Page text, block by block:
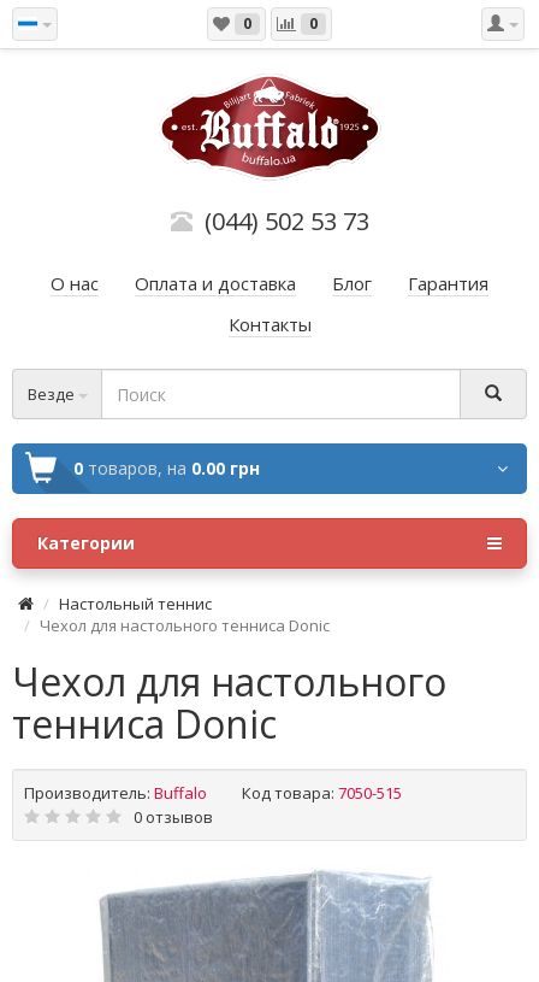
0 0
(044) 502 53 73
О нас Оплата и доставка Блог
Гарантия
Контакты
Везде
0 товаров, на 0.00 грн
Категории
Настольный теннис
Чехол для настольного тенниса Donic
Чехол для настольного
тенниса Donic
Производитель: Buffalo Код товара: 7050-515
0 отзывов